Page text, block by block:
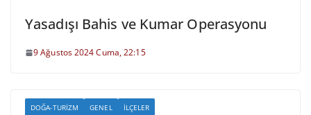
Yasadışı Bahis ve Kumar Operasyonu
9 Ağustos 2024 Cuma, 22:15
DOĞA-TURIZM GENEL İLÇELER